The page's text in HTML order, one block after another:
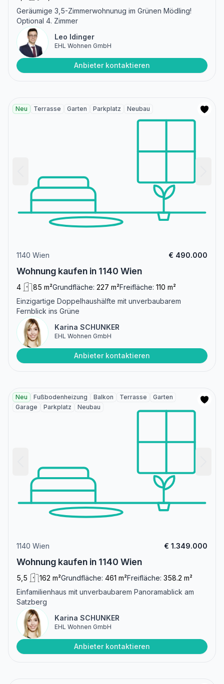
Geräumige 3,5-Zimmerwohnunug im Grünen Mödling!
Optional 4. Zimmer
Leo Idinger
EHL Wohnen GmbH
Anbieter kontaktieren
Neu Terrasse Garten Parkplatz Neubau
1140 Wien € 490.000
Wohnung kaufen in 1140 Wien
4 85 m²Grundfläche: 227 m²Freifläche: 110 m²
Einzigartige Doppelhaushälfte mit unverbaubarem
Fernblick ins Grüne
Karina SCHUNKER
EHL Wohnen GmbH
Anbieter kontaktieren
Neu Fußbodenheizung Balkon Terrasse
Garten
Garage
Parkplatz Neubau
1140 Wien € 1.349.000
Wohnung kaufen in 1140 Wien
5,5 162 m²Grundfläche: 461 m²Freifläche: 358.2 m²
Einfamilienhaus mit unverbaubarem Panoramablick am
Satzberg
Karina SCHUNKER
EHL Wohnen GmbH
Anbieter kontaktieren